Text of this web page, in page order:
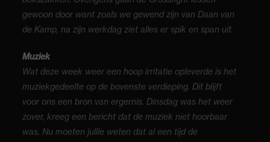
gewoon door want zoals we gewend zijn van Daan van
de Kamp, na zijn werkdag ziet alles er spik en span uit.
Muziek
Wat deze week weer een hoop irritatie opleverde is het
muziekgedeelte op de bovenste verdieping. Dit blijft
voor ons een bron van ergernis. Dinsdag was het weer
zover, kreeg een bericht dat de muziek niet hoorbaar
was. Nu moeten jullie weten dat al een tijd de